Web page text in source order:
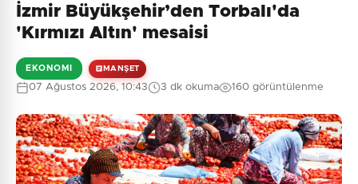
İzmir Büyükşehir’den Torbalı'da
'Kırmızı Altın' mesaisi
EKONOMI MANŞET
07 Ağustos 2026, 10:43 3 dk okuma 160 görüntülenme